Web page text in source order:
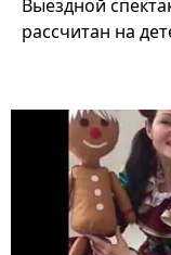
рассчитан на